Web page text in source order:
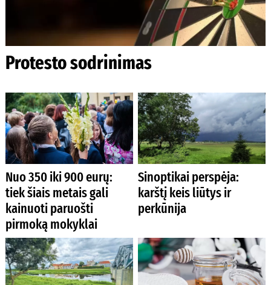
Protesto sodrinimas
Nuo 350 iki 900 eurų:
tiek šiais metais gali
kainuoti paruošti
pirmoką mokyklai
Sinoptikai perspėja:
karštį keis liūtys ir
perkūnija